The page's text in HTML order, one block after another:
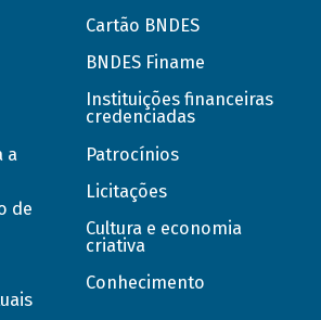
a
de
Cartão BNDES
BNDES Finame
Instituições financeiras
credenciadas
Patrocínios
Licitações
Cultura e economia
criativa
Conhecimento